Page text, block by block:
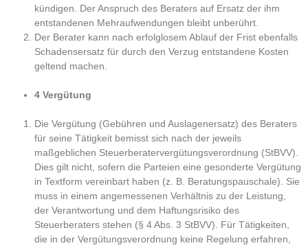
kündigen. Der Anspruch des Beraters auf Ersatz der ihm
entstandenen Mehraufwendungen bleibt unberührt.
Der Berater kann nach erfolglosem Ablauf der Frist ebenfalls
Schadensersatz für durch den Verzug entstandene Kosten
geltend machen.
4 Vergütung
Die Vergütung (Gebühren und Auslagenersatz) des Beraters
für seine Tätigkeit bemisst sich nach der jeweils
maßgeblichen Steuerberatervergütungsverordnung (StBVV).
Dies gilt nicht, sofern die Parteien eine gesonderte Vergütung
in Textform vereinbart haben (z. B. Beratungspauschale). Sie
muss in einem angemessenen Verhältnis zu der Leistung,
der Verantwortung und dem Haftungsrisiko des
Steuerberaters stehen (§ 4 Abs. 3 StBVV). Für Tätigkeiten,
die in der Vergütungsverordnung keine Regelung erfahren,